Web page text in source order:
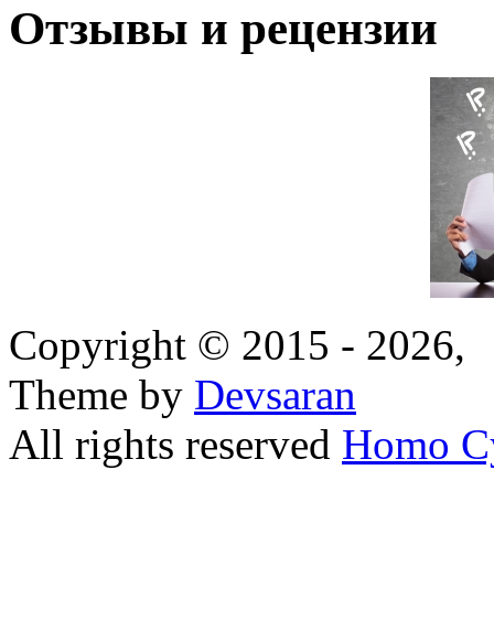
Отзывы и рецензии
Copyright © 2015 - 2026,
Theme by Devsaran
All rights reserved Homo